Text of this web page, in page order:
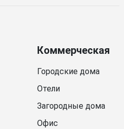
Коммерческая
Городские дома
Отели
Загородные дома
Офис